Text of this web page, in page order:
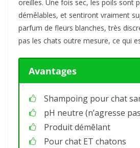
oreilles. Une fois sec, les poils sont
démêlables, et sentiront vraiment
parfum de fleurs blanches, très
pas les chats outre mesure, ce qui
Avantages
Shampoing pour chat
pH neutre (n’agresse
Produit démêlant
Pour chat ET chatons